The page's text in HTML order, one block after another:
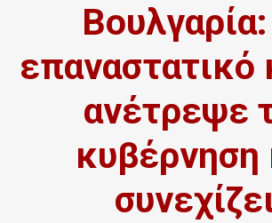
επαναστατικό
ανέτρεψε
κυβέρνηση